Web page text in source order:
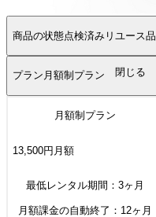
商品の状態点検済みリユース品
プラン 月額制プラン 閉じる
月額制プラン
13,500円 月額
最低レンタル期間：3ヶ月
月額課金の自動終了： 12ヶ月